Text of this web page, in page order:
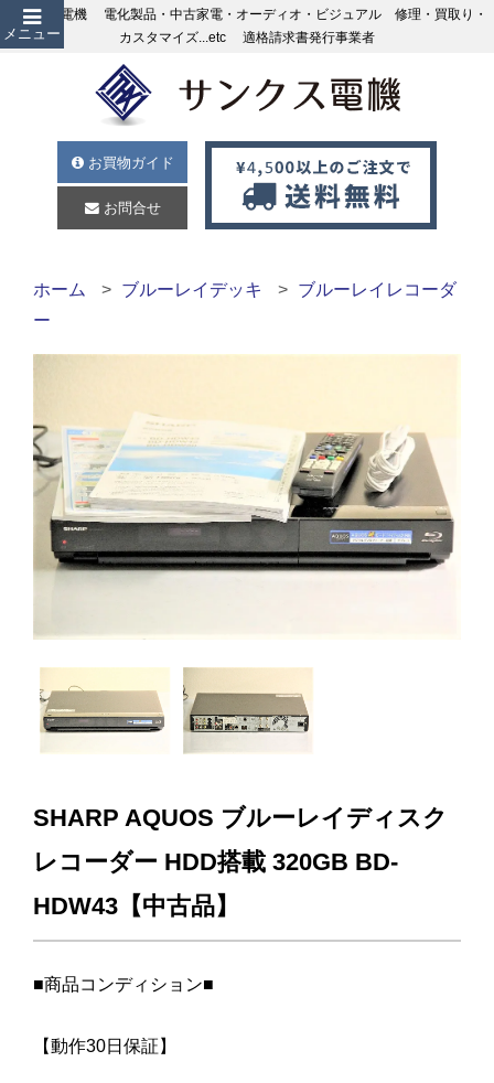
メニュー
サンクス電機 電化製品・中古家電・オーディオ・ビジュアル 修理・買取り・
カスタマイズ...etc 適格請求書発行事業者
お買物ガイド
お問合せ
ホーム ブルーレイデッキ
ブルーレイレコーダ
ー
SHARP AQUOS ブルーレイディスク
レコーダー HDD搭載 320GB BD-
HDW43【中古品】
■商品コンディション■
【動作30日保証】